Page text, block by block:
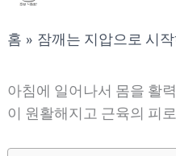
홈 잠깨는 지압으로 시
아침에 일어나서 몸을 활
이 원활해지고 근육의 피